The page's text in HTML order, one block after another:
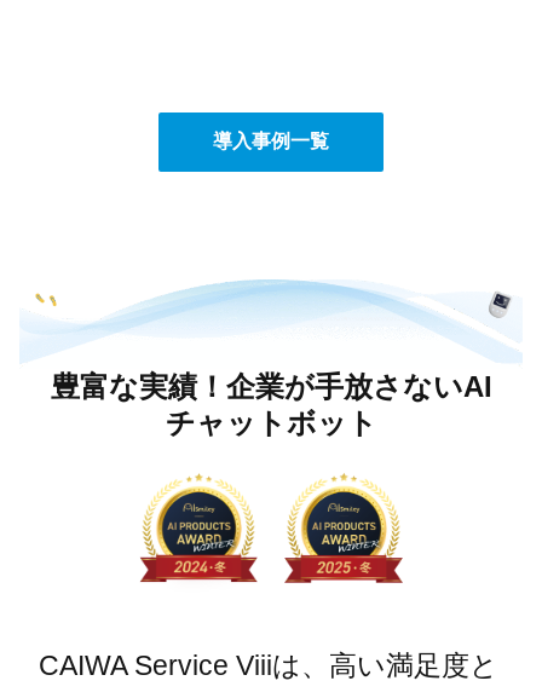
導入事例一覧
豊富な実績！企業が手放さないAI
チャットボット
CAIWA Service Viiiは、高い満足度と